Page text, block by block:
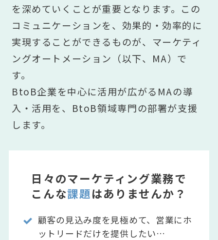
を深めていくことが重要となります。この
コミュニケーションを、効果的・効率的に
実現することができるものが、マーケティ
ングオートメーション（以下、MA）で
す。
BtoB企業を中心に活用が広がるMAの導
入・活用を、BtoB領域専門の部署が支援
します。
日々のマーケティング業務で
こんな課題はありませんか？
顧客の見込み度を見極めて、営業にホ
ットリードだけを提供したい…